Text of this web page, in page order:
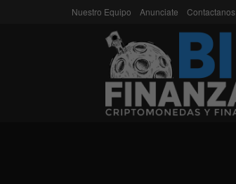
Nuestro Equipo Anunciate Contactanos